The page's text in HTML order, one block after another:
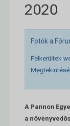
2020
Fotók a
Felkerültek
A Pannon
a